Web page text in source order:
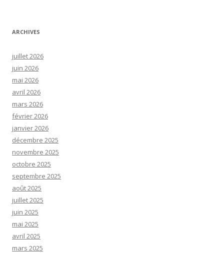
ARCHIVES
juillet 2026
juin 2026
mai 2026
avril 2026
mars 2026
février 2026
janvier 2026
décembre 2025
novembre 2025
octobre 2025
septembre 2025
août 2025
juillet 2025
juin 2025
mai 2025
avril 2025
mars 2025